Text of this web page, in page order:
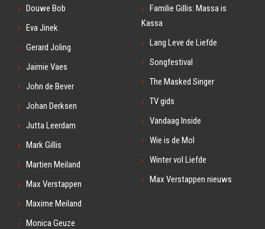
Douwe Bob
Eva Jinek
Gerard Joling
Jaimie Vaes
John de Bever
Johan Derksen
Jutta Leerdam
Mark Gillis
Martien Meiland
Max Verstappen
Maxime Meiland
Monica Geuze
Familie Gillis: Massa is
Kassa
Lang Leve de Liefde
Songfestival
The Masked Singer
TV gids
Vandaag Inside
Wie is de Mol
Winter vol Liefde
Max Verstappen nieuws